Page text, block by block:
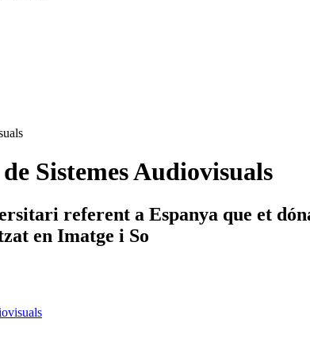
Sistemes Audiovisuals
referent a Espanya que et
en Imatge i So